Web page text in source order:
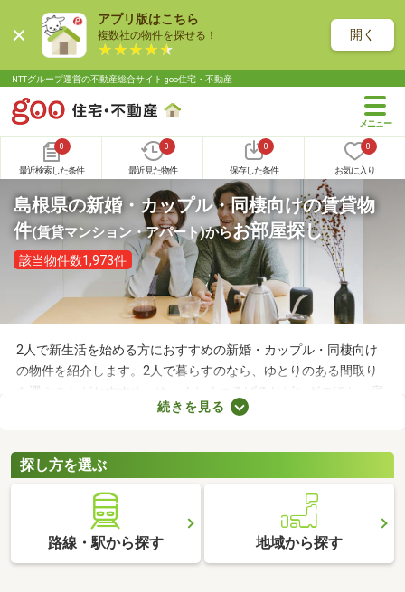
アプリ版はこちら
複数社の物件を探せる！ 開く
NTTグループ運営の不動産総合サイト goo住宅・不動産
0
最近検索した条件
0
最近見た物件
0
保存した条件
0
お気に入り
島根県の新婚・カップル・同棲向けの賃貸物
件(賃貸マンション・アパート)からお部屋探し
該当物件数1,973件
2人で新生活を始める方におすすめの新婚・カップル・同棲向け
の物件を紹介します。2人で暮らすのなら、ゆとりのある間取り
を選ぶことがおすすめ。ゆっくりくつろげるリビングのほか、寝
室や収納スペースを確保できる物件を選べば、長く快適に暮らせ
てチェックしてみてくださいね。
続きを見る
探し方を選ぶ
路線・駅から探す 地域から探す